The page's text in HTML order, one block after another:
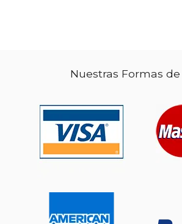
Nuestras Formas